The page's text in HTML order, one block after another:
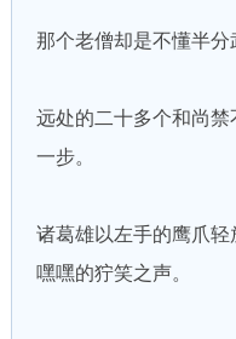
那个老僧却是不懂半分
远处的二十多个和尚禁
一步。
诸葛雄以左手的鹰爪
嘿嘿的狞笑之声。